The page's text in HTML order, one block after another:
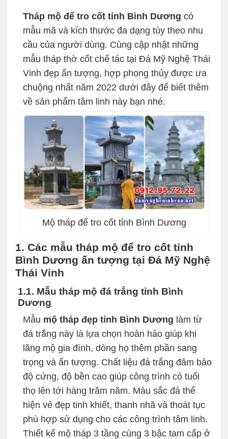
Tháp mộ để tro cốt tỉnh Bình Dương có
mẫu mã và kích thước đa dạng tùy theo nhu
cầu của người dùng. Cùng cập nhật những
mẫu tháp thờ cốt chế tác tại Đá Mỹ Nghệ Thái
Vinh đẹp ấn tượng, hợp phong thủy được ưa
chuộng nhất năm 2022 dưới đây để biết thêm
về sản phẩm tâm linh này bạn nhé.
Mộ tháp để tro cốt tỉnh Bình Dương
1. Các mẫu tháp mộ để tro cốt tỉnh
Bình Dương ấn tượng tại Đá Mỹ Nghệ
Thái Vinh
1.1. Mẫu tháp mộ đá trắng tỉnh Bình
Dương
Mẫu mộ tháp đẹp tỉnh Bình Dương làm từ
đá trắng này là lựa chọn hoàn hảo giúp khi
lăng mộ gia đình, dòng họ thêm phần sang
trọng và ấn tượng. Chất liệu đá trắng đảm bảo
độ cứng, độ bền cao giúp công trình có tuổi
thọ lên tới hàng trăm năm. Màu sắc đá thể
hiện vẻ đẹp tinh khiết, thanh nhã và thoát tục
phù hợp sử dụng cho các công trình tâm linh.
Thiết kế mộ tháp 3 tầng cùng 3 bậc tam cấp ở